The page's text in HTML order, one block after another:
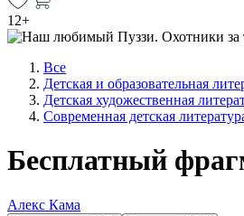
12+
Все
Детская и образовательная
Детская художественная
Современная детская
Бесплатный
Алекс Кама